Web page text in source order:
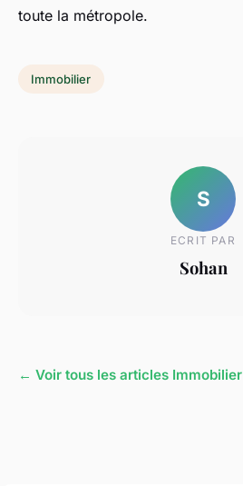
toute la métropole.
Immobilier
S
ECRIT PAR
Sohan
← Voir tous les articles Immobilier